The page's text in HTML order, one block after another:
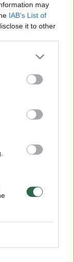
may
IAB’s List of
it to other
(7)
Loreta
tai, kaip
ši išliktų
K.